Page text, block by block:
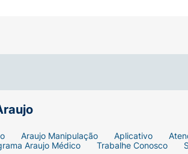
Araujo Manipulação Aplicativo
Araujo Médico Trabalhe Conosco